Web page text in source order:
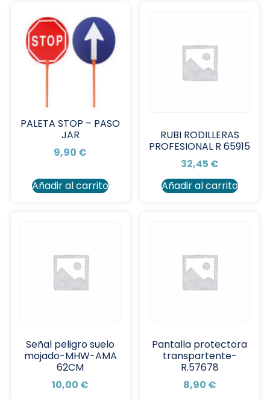
PALETA STOP – PASO
JAR
9,90 €
Añadir al carrito
RUBI RODILLERAS
PROFESIONAL R 65915
32,45 €
Añadir al carrito
Señal peligro suelo
mojado-MHW-AMA
62CM
10,00 €
Pantalla protectora
transpartente-
R.57678
8,90 €